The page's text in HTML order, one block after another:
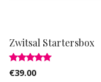
Zwitsal Startersbox
Gewaardeerd
5.00
€39.00